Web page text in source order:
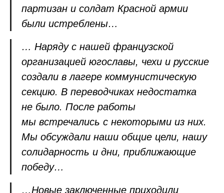
партизан и солдат Красной армии
были истреблены…
… Наряду с нашей французской
организацией югославы, чехи и русские
создали в лагере коммунистическую
секцию. В переводчиках недостатка
не было. После работы
мы встречались с некоторыми из них.
Мы обсуждали наши общие цели, нашу
солидарность и дни, приближающие
победу…
…Новые заключенные приходили